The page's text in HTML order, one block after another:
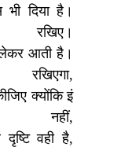
दिया है।
लेकर आती है।
क्योंकि इं
वही है,